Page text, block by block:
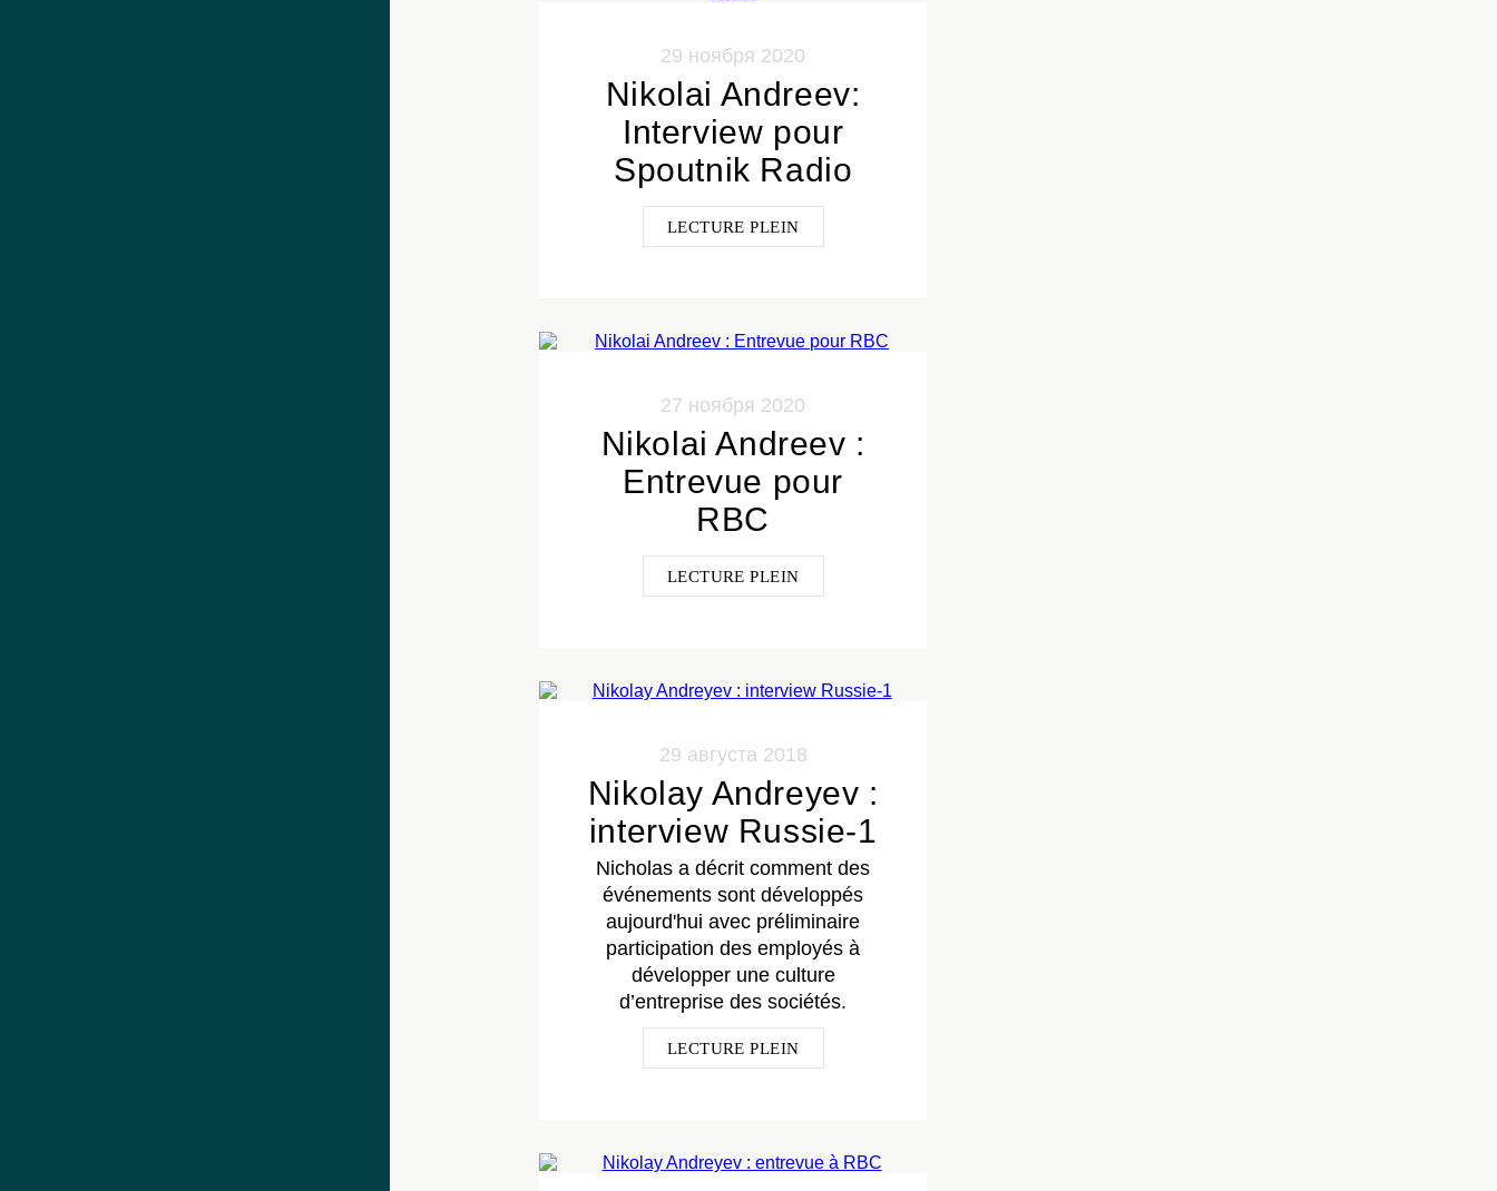
29 ноября 2020
Nikolai Andreev:
Interview pour
Spoutnik Radio
LECTURE PLEIN
27 ноября 2020
Nikolai Andreev :
Entrevue pour
RBC
LECTURE PLEIN
29 августа 2018
Nikolay Andreyev :
interview Russie-1
Nicholas a décrit comment des
événements sont développés
aujourd'hui avec préliminaire
participation des employés à
développer une culture
d’entreprise des sociétés.
LECTURE PLEIN